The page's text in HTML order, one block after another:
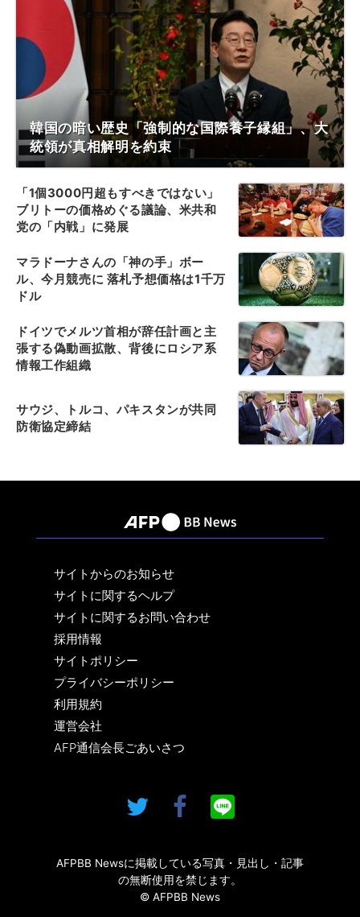
韓国の暗い歴史「強制的な国際養子縁組」、大
統領が真相解明を約束
「1個3000円超もすべきではない」
ブリトーの価格めぐる議論、米共和
党の「内戦」に発展
マラドーナさんの「神の手」ボー
ル、今月競売に 落札予想価格は1千万
ドル
ドイツでメルツ首相が辞任計画と主
張する偽動画拡散、背後にロシア系
情報工作組織
サウジ、トルコ、パキスタンが共同
防衛協定締結
サイトからのお知らせ
サイトに関するヘルプ
サイトに関するお問い合わせ
採用情報
サイトポリシー
プライバシーポリシー
利用規約
運営会社
AFP通信会長ごあいさつ
AFPBB Newsに掲載している写真・見出し・記事
の無断使用を禁じます。
© AFPBB News